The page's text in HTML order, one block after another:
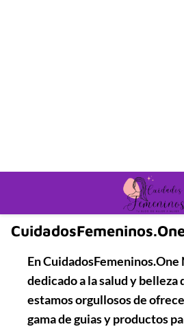
EnCuidadosFemeninos.One
dedicado a la salud y belleza
estamos orgullosos de
gama deguias y productos